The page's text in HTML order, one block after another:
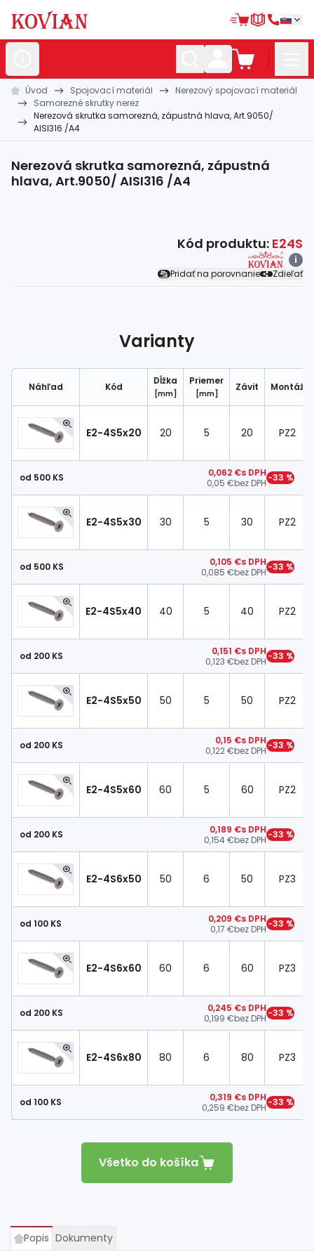
Nerezovépolotovary
Hliníkovépolotovary
Zábradlia amadlá
Úvod Spojovací materiál
Nerezový spojovací materiál
Samorezné skrutky nerez
Nerezová skrutka samorezná, zápustná hlava, Art.9050/
AISI316 /A4
Nerezová skrutka samorezná, zápustná
hlava, Art.9050/ AISI316 /A4
Kód produktu: E24S
i
Pridať na porovnanie
Zdieľať
Varianty
Náhľad Kód
Dĺžka
[mm]
Priemer
[mm]
Závit Montáž
E2-4S5x20 20 5 20 PZ2
od 500 KS 0,062 €s DPH
0,05 €bez DPH−33 %
E2-4S5x30 30 5 30 PZ2
od 500 KS 0,105 €s DPH
0,085 €bez DPH−33 %
E2-4S5x40 40 5 40 PZ2
od 200 KS 0,151 €s DPH
0,123 €bez DPH−33 %
E2-4S5x50 50 5 50 PZ2
od 200 KS 0,15 €s DPH
0,122 €bez DPH−33 %
E2-4S5x60 60 5 60 PZ2
od 200 KS 0,189 €s DPH
0,154 €bez DPH−33 %
E2-4S6x50 50 6 50 PZ3
od 100 KS 0,209 €s DPH
0,17 €bez DPH−33 %
E2-4S6x60 60 6 60 PZ3
od 200 KS 0,245 €s DPH
0,199 €bez DPH−33 %
E2-4S6x80 80 6 80 PZ3
od 100 KS 0,319 €s DPH
0,259 €bez DPH−33 %
Všetko do košíka
Popis Dokumenty